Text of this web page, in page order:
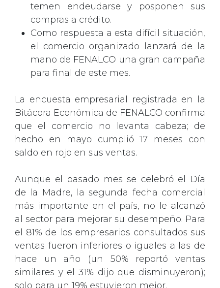
temen endeudarse y posponen sus
compras a crédito.
Como respuesta a esta difícil situación,
el comercio organizado lanzará de la
mano de FENALCO una gran campaña
para final de este mes.
La encuesta empresarial registrada en la
Bitácora Económica de FENALCO confirma
que el comercio no levanta cabeza; de
hecho en mayo cumplió 17 meses con
saldo en rojo en sus ventas.
Aunque el pasado mes se celebró el Día
de la Madre, la segunda fecha comercial
más importante en el país, no le alcanzó
al sector para mejorar su desempeño. Para
el 81% de los empresarios consultados sus
ventas fueron inferiores o iguales a las de
hace un año (un 50% reportó ventas
similares y el 31% dijo que disminuyeron);
solo para un 19% estuvieron mejor.